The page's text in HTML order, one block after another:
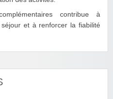
contribue à
et à renforcer la fiabilité